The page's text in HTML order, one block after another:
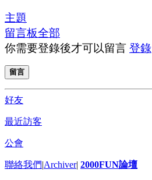
主題
留言板全部
你需要登錄後才可以留言 登錄
留言
好友
最近訪客
公會
聯絡我們|Archiver| 2000FUN論壇